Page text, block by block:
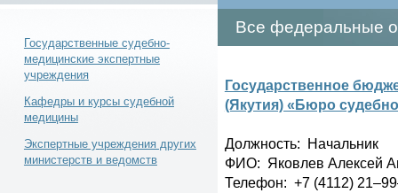
Государственные судебно-
медицинские экспертные
учреждения
Кафедры и курсы судебной
медицины
Экспертные учреждения других
министерств и ведомств
Все федеральные
Государственное
(Якутия) «Бюро
Должность: Начальник
ФИО: Яковлев Алексей
Телефон: +7 (4112)